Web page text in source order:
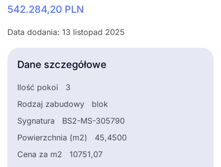
542.284,20 PLN
Data dodania: 13 listopad 2025
Dane szczegółowe
Ilość pokoi
3
Rodzaj zabudowy
blok
Sygnatura
BS2-MS-305790
Powierzchnia (m2)
45,4500
Cena za m2
10751,07